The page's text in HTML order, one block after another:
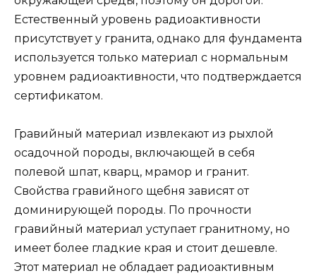
Естественный уровень радиоактивности
присутствует у гранита, однако для фундамента
используется только материал с нормальным
уровнем радиоактивности, что подтверждается
сертификатом.
Гравийный материал извлекают из рыхлой
осадочной породы, включающей в себя
полевой шпат, кварц, мрамор и гранит.
Свойства гравийного щебня зависят от
доминирующей породы. По прочности
гравийный материал уступает гранитному, но
имеет более гладкие края и стоит дешевле.
Этот материал не обладает радиоактивным